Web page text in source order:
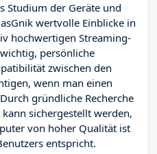
Studium der Geräte und
wertvolle Einblicke in
hochwertigen Streaming-
persönliche
zwischen den
wenn man einen
gründliche Recherche
sichergestellt werden,
von hoher Qualität ist
entspricht.